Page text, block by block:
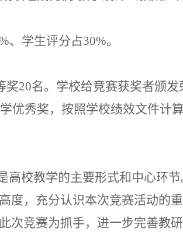
、学生评分占30%。
20名。 学校给竞赛获奖者颁发
优秀奖， 按照学校绩效文件计
高校教学的主要形式和中心环节
度，充分认识本次竞赛活动的
次竞赛为抓手，进一步完善教